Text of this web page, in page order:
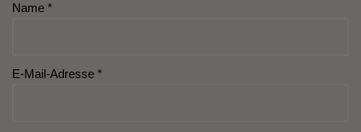
Name *
E-Mail-Adresse *